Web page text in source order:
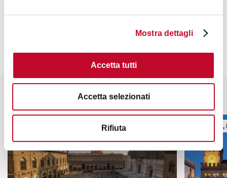
Mostra dettagli
Accetta tutti
Accetta selezionati
Rifiuta
It might also interest you
SQUARES, STREETS, MONUMENTS